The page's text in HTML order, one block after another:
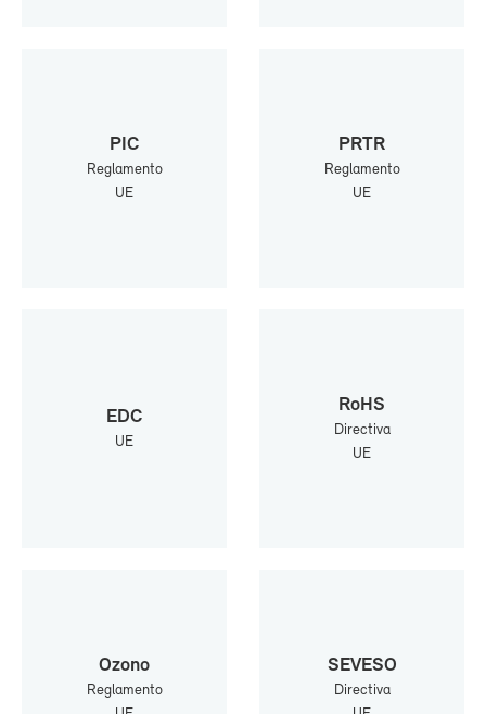
PIC
Re­gla­men­to
UE
PRTR
Re­gla­men­to
UE
EDC
UE
RoHS
Di­rec­ti­va
UE
Ozono
Re­gla­men­to
SE­VE­SO
Di­rec­ti­va